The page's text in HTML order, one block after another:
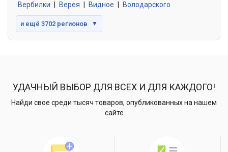
Вербилки
Верея Видное Володарского
и ещё 3702 регионов ▼
УДАЧНЫЙ ВЫБОР ДЛЯ ВСЕХ И ДЛЯ КАЖДОГО!
Найди свое среди тысяч товаров, опубликованных на нашем
сайте